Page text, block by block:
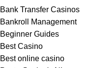
Bank Transfer Casinos
Bankroll Management
Beginner Guides
Best Casino
Best online casino